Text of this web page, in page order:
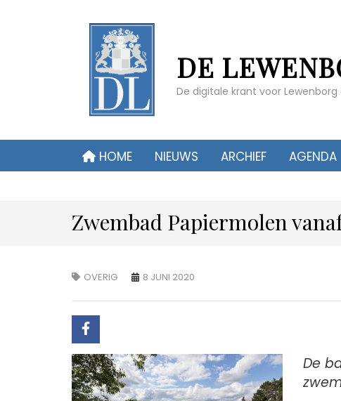
DE
De digitale krant voor
HOME NIEUWS ARCHIEF AGENDA
Zwembad Papiermolen
OVERIG 8 JUNI 2020
De